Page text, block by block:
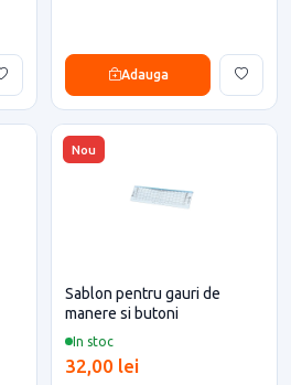
Adauga
Nou
In stoc
Sablon pentru gauri de
manere si butoni
32,00 lei